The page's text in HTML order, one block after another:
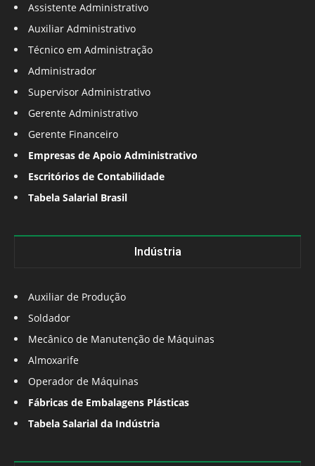
Assistente Administrativo
Auxiliar Administrativo
Técnico em Administração
Administrador
Supervisor Administrativo
Gerente Administrativo
Gerente Financeiro
Empresas de Apoio Administrativo
Escritórios de Contabilidade
Tabela Salarial Brasil
Indústria
Auxiliar de Produção
Soldador
Mecânico de Manutenção de Máquinas
Almoxarife
Operador de Máquinas
Fábricas de Embalagens Plásticas
Tabela Salarial da Indústria